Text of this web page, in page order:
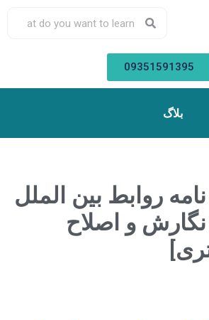
09351591395
بلاگ
نامه روابط بین الملل
و اصلاح